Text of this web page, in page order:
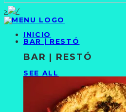
>
INICIO
BAR | RESTÓ
BAR | RESTÓ
SEE ALL